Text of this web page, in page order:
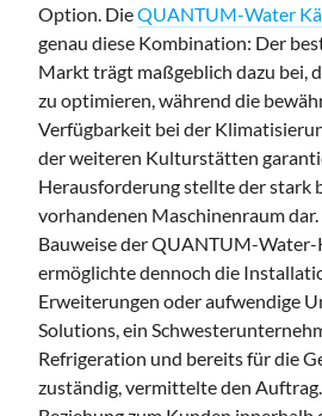
Option. DieQUANTUM-Water
genau diese Kombination: Der
Markt trägt maßgeblich dazu bei,
zu optimieren, während die
Verfügbarkeit bei der
der weiteren Kulturstätten
Herausforderung stellte der stark
vorhandenen Maschinenraum
Bauweise der QUANTUM-Water-
ermöglichte dennoch die
Erweiterungen oder aufwendige
Solutions, ein
Refrigeration und bereits für die
zuständig, vermittelte den